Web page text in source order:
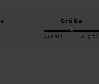
Größe
Zu klein Zu groß